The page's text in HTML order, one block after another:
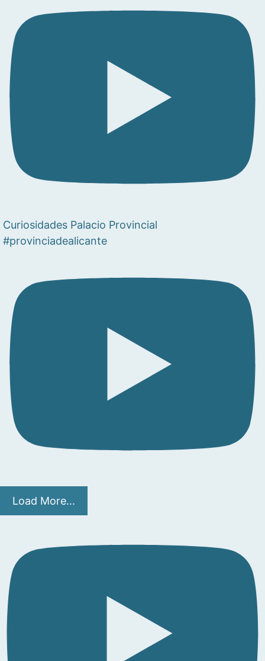
Curiosidades Palacio Provincial
#provinciadealicante
Load More...